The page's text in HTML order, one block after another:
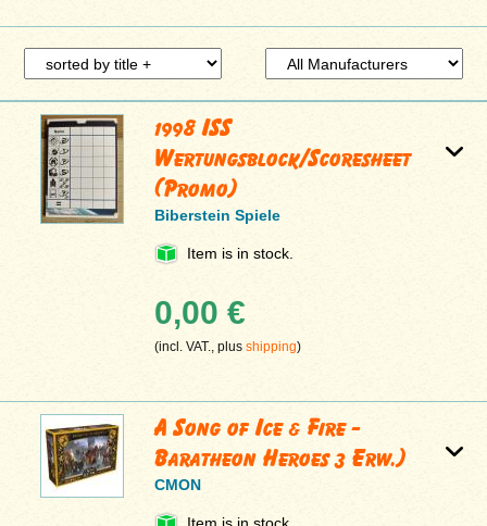
1998 ISS
Wertungsblock/Scoresheet
(Promo)
Biberstein Spiele
Item is in stock.
0,00 €
(incl. VAT., plusshipping)
A Song of Ice & Fire -
Baratheon Heroes 3 Erw.)
CMON
Item is in stock.